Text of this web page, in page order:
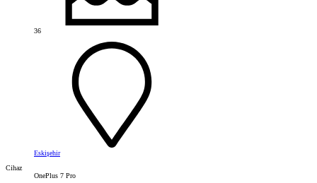
36
Eskişehir
Cihaz
OnePlus 7 Pro